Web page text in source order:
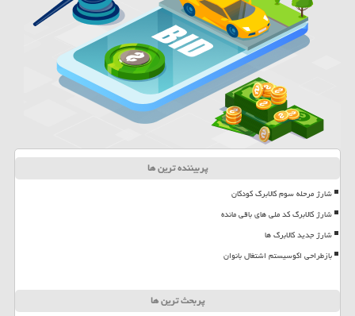
پربیننده ترین ها
شارژ مرحله سوم کالابرگ کودکان
شارژ کالابرگ کد ملی های باقی مانده
شارژ جدید کالابرگ ها
بازطراحی اکوسیستم اشتغال بانوان
پربحث ترین ها